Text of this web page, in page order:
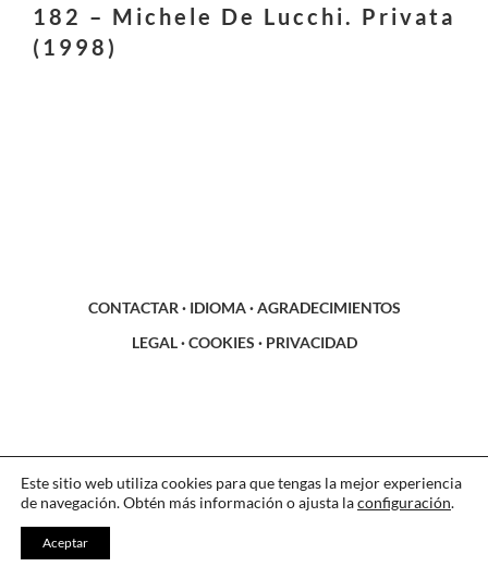
182 – Michele De Lucchi. Privata
(1998)
CONTACTAR · IDIOMA·AGRADECIMIENTOS
LEGAL·COOKIES · PRIVACIDAD
Este sitio web utiliza cookies para que tengas la mejor experiencia
de navegación. Obtén más información o ajusta laconfiguración.
Aceptar